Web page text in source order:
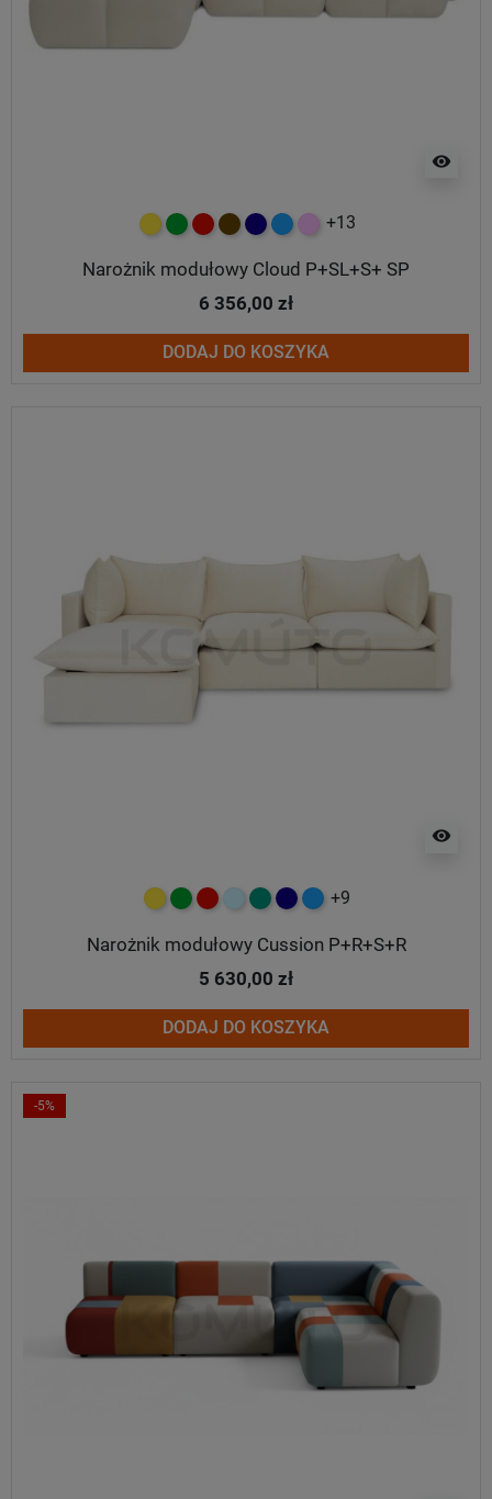
visibility
żółtyzielonyczerwony
czekoladowy
granatowy
niebieski
różowy
+13
Narożnik modułowy Cloud P+SL+S+ SP
6 356,00 zł
DODAJ DO KOSZYKA
visibility
żółtyzielonyczerwony
błękitnyturkusowy
granatowy
niebieski
+9
Narożnik modułowy Cussion P+R+S+R
5 630,00 zł
DODAJ DO KOSZYKA
-5%